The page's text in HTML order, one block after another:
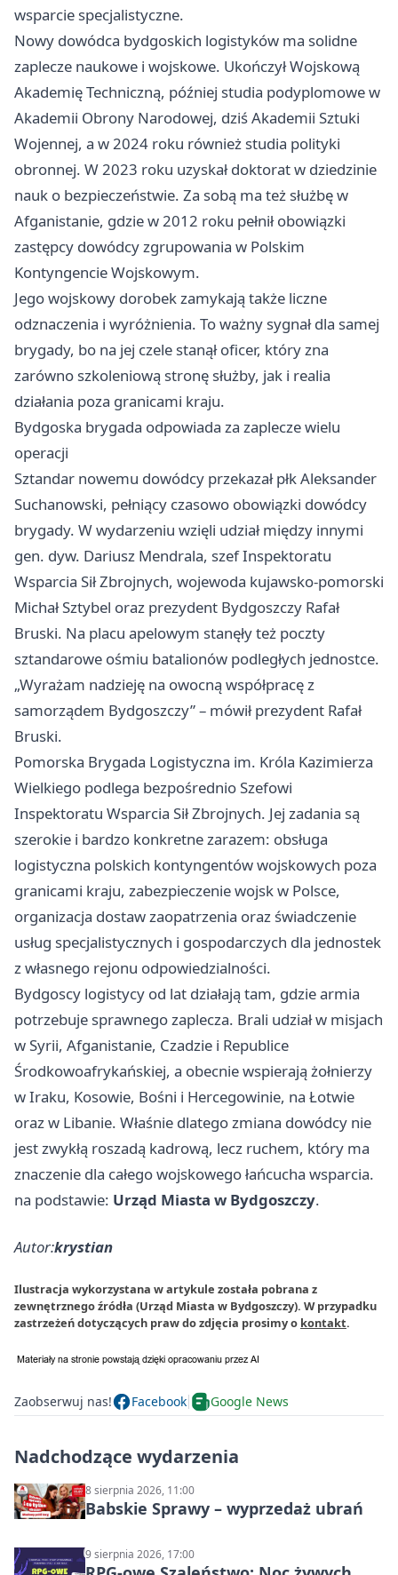
wsparcie specjalistyczne.
Nowy dowódca bydgoskich logistyków ma solidne
zaplecze naukowe i wojskowe. Ukończył Wojskową
Akademię Techniczną, później studia podyplomowe w
Akademii Obrony Narodowej, dziś Akademii Sztuki
Wojennej, a w 2024 roku również studia polityki
obronnej. W 2023 roku uzyskał doktorat w dziedzinie
nauk o bezpieczeństwie. Za sobą ma też służbę w
Afganistanie, gdzie w 2012 roku pełnił obowiązki
zastępcy dowódcy zgrupowania w Polskim
Kontyngencie Wojskowym.
Jego wojskowy dorobek zamykają także liczne
odznaczenia i wyróżnienia. To ważny sygnał dla samej
brygady, bo na jej czele stanął oficer, który zna
zarówno szkoleniową stronę służby, jak i realia
działania poza granicami kraju.
Bydgoska brygada odpowiada za zaplecze wielu
operacji
Sztandar nowemu dowódcy przekazał płk Aleksander
Suchanowski, pełniący czasowo obowiązki dowódcy
brygady. W wydarzeniu wzięli udział między innymi
gen. dyw. Dariusz Mendrala, szef Inspektoratu
Wsparcia Sił Zbrojnych, wojewoda kujawsko-pomorski
Michał Sztybel oraz prezydent Bydgoszczy Rafał
Bruski. Na placu apelowym stanęły też poczty
sztandarowe ośmiu batalionów podległych jednostce.
„Wyrażam nadzieję na owocną współpracę z
samorządem Bydgoszczy” – mówił prezydent Rafał
Bruski.
Pomorska Brygada Logistyczna im. Króla Kazimierza
Wielkiego podlega bezpośrednio Szefowi
Inspektoratu Wsparcia Sił Zbrojnych. Jej zadania są
szerokie i bardzo konkretne zarazem: obsługa
logistyczna polskich kontyngentów wojskowych poza
granicami kraju, zabezpieczenie wojsk w Polsce,
organizacja dostaw zaopatrzenia oraz świadczenie
usług specjalistycznych i gospodarczych dla jednostek
z własnego rejonu odpowiedzialności.
Bydgoscy logistycy od lat działają tam, gdzie armia
potrzebuje sprawnego zaplecza. Brali udział w misjach
w Syrii, Afganistanie, Czadzie i Republice
Środkowoafrykańskiej, a obecnie wspierają żołnierzy
w Iraku, Kosowie, Bośni i Hercegowinie, na Łotwie
oraz w Libanie. Właśnie dlatego zmiana dowódcy nie
jest zwykłą roszadą kadrową, lecz ruchem, który ma
znaczenie dla całego wojskowego łańcucha wsparcia.
na podstawie: Urząd Miasta w Bydgoszczy.
Autor:krystian
Ilustracja wykorzystana w artykule została pobrana z
zewnętrznego źródła (Urząd Miasta w Bydgoszczy). W przypadku
zastrzeżeń dotyczących praw do zdjęcia prosimy o kontakt.
Zaobserwuj nas! Facebook Google News
Nadchodzące wydarzenia
8 sierpnia 2026, 11:00
Babskie Sprawy – wyprzedaż ubrań
9 sierpnia 2026, 17:00